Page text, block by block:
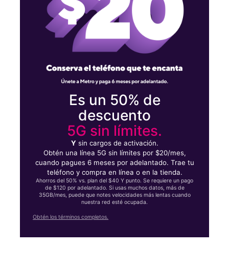
Es un 50% de
descuento
5G sin límites.
Ysin cargos de activación.
Obtén una línea 5G sin límites por $20/mes,
cuando pagues 6 meses por adelantado. Trae tu
teléfono y compra en línea o en la tienda.
Ahorros del 50% vs. plan del $40 Y punto. Se requiere un pago
de $120 por adelantado. Si usas muchos datos, más de
35GB/mes, puede que notes velocidades más lentas cuando
nuestra red esté ocupada.
Obtén los términos completos.